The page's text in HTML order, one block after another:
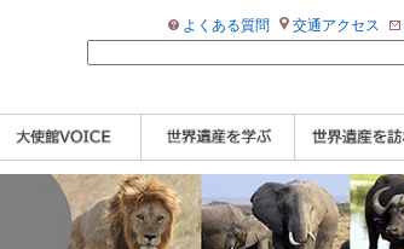
よくある質問 交通アクセス
研究員ブログ
マイスターのささや
き
WHAフォトギャラリ
ー
世界遺産応援ブログ
世界遺産検定公式
HP
学習アシスト動画
世界遺産ナビ
【pamon】